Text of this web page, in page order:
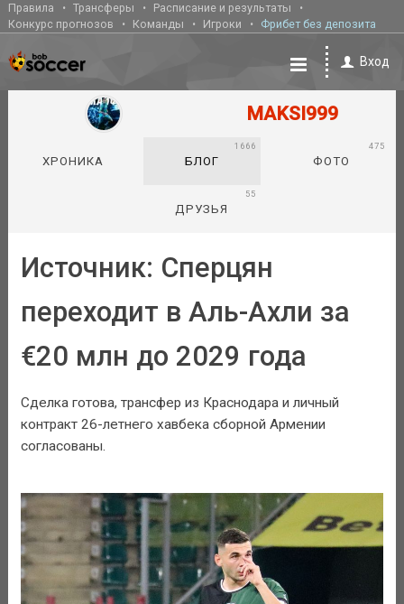
Правила Трансферы
Расписание и результаты
Конкурс прогнозов
Команды Игроки Фрибет без депозита
Вход
MAKSI999
ХРОНИКА БЛОГ
1666
ФОТО
475
ДРУЗЬЯ
55
Источник: Сперцян
переходит в Аль-Ахли за
€20 млн до 2029 года
Сделка готова, трансфер из Краснодара и личный
контракт 26-летнего хавбека сборной Армении
согласованы.